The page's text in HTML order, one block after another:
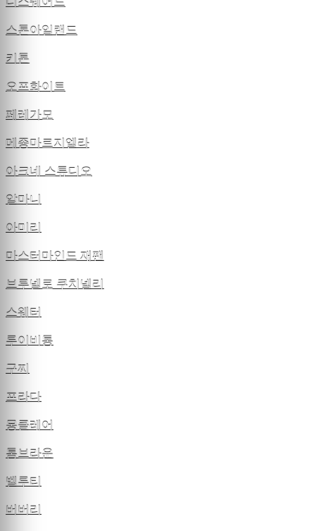
스톤아일랜드
키톤
오프화이트
페레가모
메종마르지엘라
아크네 스튜디오
알마니
아미리
마스터마인드 재팬
브루넬로 쿠치넬리
스웨터
루이비통
구찌
프라다
몽클레어
톰브라운
벨루티
버버리